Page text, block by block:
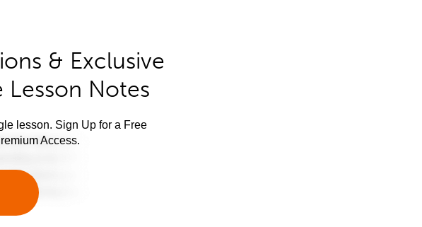
& Exclusive
Lesson Notes
lesson. Sign Up for a Free
Access.